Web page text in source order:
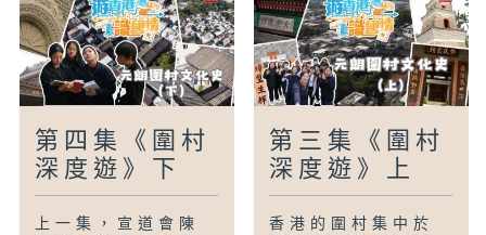
第四集《圍村
深度遊》下
上一集，宣道會陳
第三集《圍村
深度遊》上
香港的圍村集中於